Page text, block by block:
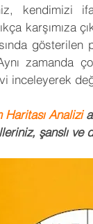
kendimizi
karşımıza
zamanda
inceleyerek
Haritası Analizi
şanslı